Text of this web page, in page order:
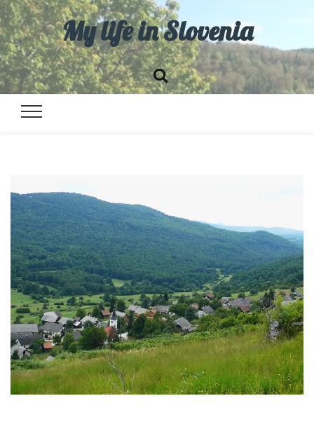
My life in Slovenia